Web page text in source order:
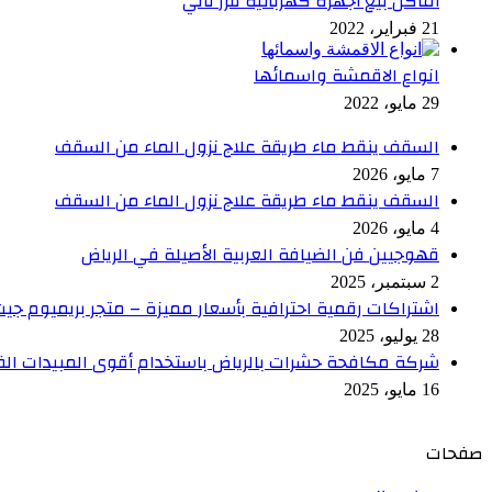
21 فبراير، 2022
انواع الاقمشة واسمائها
29 مايو، 2022
السقف ينقط ماء طريقة علاج نزول الماء من السقف
7 مايو، 2026
السقف ينقط ماء طريقة علاج نزول الماء من السقف
4 مايو، 2026
قهوجيين فن الضيافة العربية الأصيلة في الرياض
2 سبتمبر، 2025
اشتراكات رقمية احترافية بأسعار مميزة – متجر بريميوم
28 يوليو، 2025
شركة مكافحة حشرات بالرياض باستخدام أقوى المبيدات
16 مايو، 2025
صفحات